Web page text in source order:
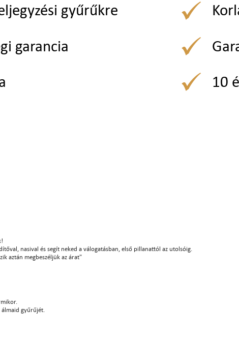
gyűrűkre
garancia
10
nasival és segít neked a válogatásban, első pillanattól az utolsóig.
aztán megbeszéljük az árat"
álmaid gyűrűjét.